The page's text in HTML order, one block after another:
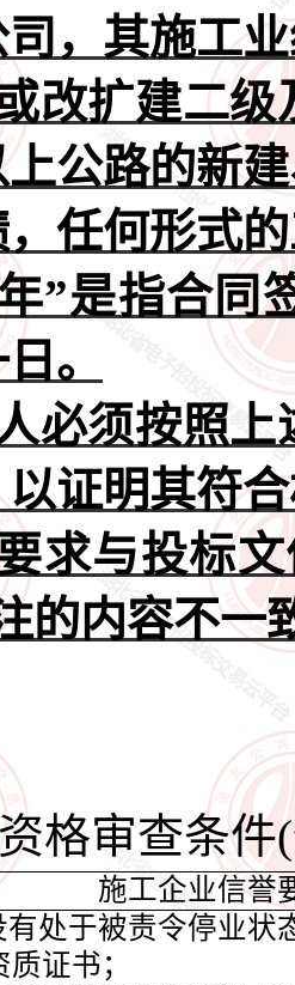
，其施工
改扩建二级
公路的新建
任何形式
”是指合同
。
必须按照
证明其符
求与投标
的内容不一
格审查条件
施工企业信誉
有处于被责令停业状
证书；